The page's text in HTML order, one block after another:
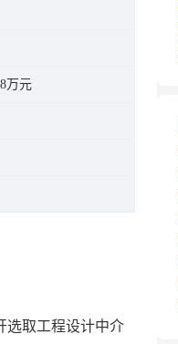
万元
选取工程设计中介